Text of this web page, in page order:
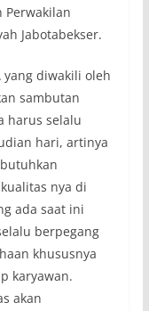
Perwakilan
Jabotabekser.
yang diwakili oleh
sambutan
harus selalu
hari, artinya
nya di
ada saat ini
berpegang
khususnya
karyawan.
akan